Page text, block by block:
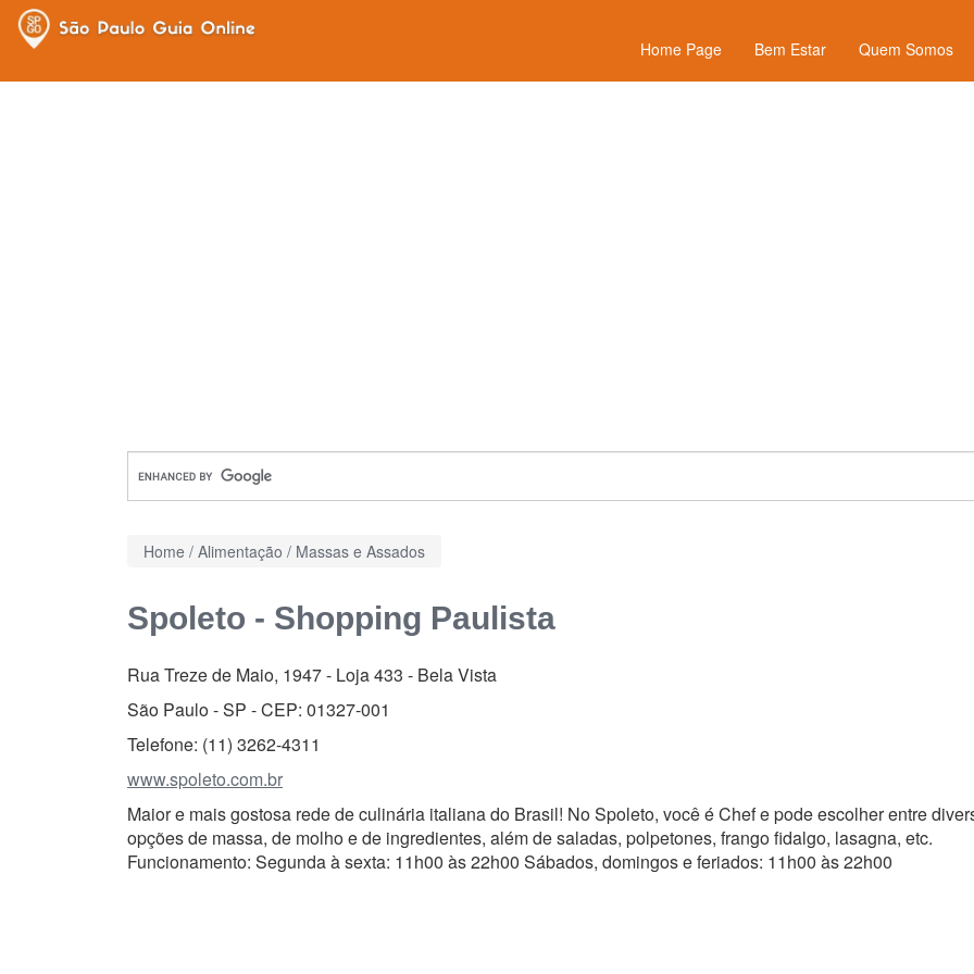
Home Page Bem Estar Quem Somos
Home / Alimentação / Massas e Assados
Spoleto - Shopping Paulista
Rua Treze de Maio, 1947 - Loja 433 - Bela Vista
São Paulo - SP - CEP: 01327-001
Telefone: (11) 3262-4311
www.spoleto.com.br
Maior e mais gostosa rede de culinária italiana do Brasil! No Spoleto, você é Chef e pode escolher entre
opções de massa, de molho e de ingredientes, além de saladas, polpetones, frango fidalgo, lasagna, etc.
Funcionamento: Segunda à sexta: 11h00 às 22h00 Sábados, domingos e feriados: 11h00 às 22h00